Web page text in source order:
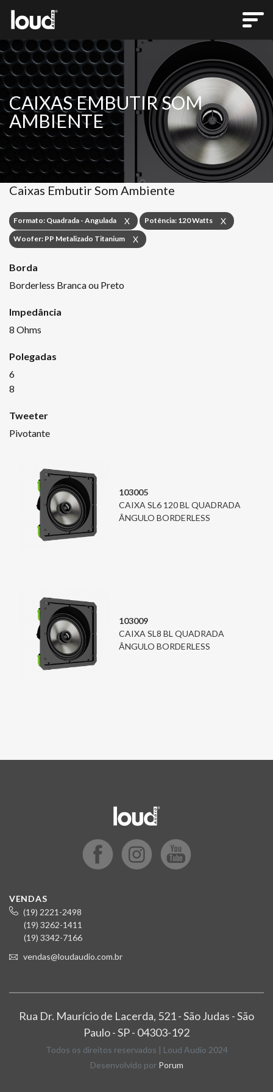
CAIXAS EMBUTIR SOM
AMBIENTE
Caixas Embutir Som Ambiente
Formato: Quadrada - Angulada X Potência: 120 Watts X
Woofer: PP Metalizado Titanium X
Borda
Borderless Branca ou Preto
Impedância
8 Ohms
Polegadas
6
8
Tweeter
Pivotante
103005
CAIXA SL6 120 BL QUADRADA
ÂNGULO BORDERLESS
103009
CAIXA SL8 BL QUADRADA
ÂNGULO BORDERLESS
VENDAS
(19) 2221-2498
(19) 3262-1411
(19) 3342-7166
vendas@loudaudio.com.br
Rua Dr. Maurício de Lacerda, 521 - São Judas - São
Paulo - SP - 04303-192
Todos os direitos reservados | Loud Audio 2024
Desenvolvido por Porum